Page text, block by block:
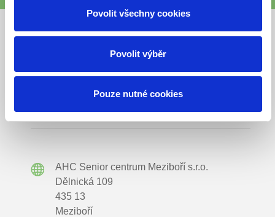
Povolit všechny cookies
Povolit výběr
Pouze nutné cookies
AHC Senior centrum Meziboří s.r.o.
Dělnická 109
435 13
Meziboří